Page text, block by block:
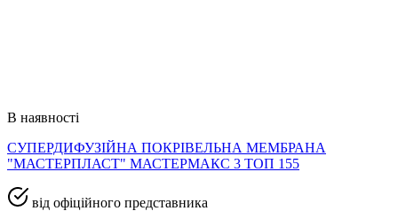
В наявності
СУПЕРДИФУЗІЙНА ПОКРІВЕЛЬНА МЕМБРАНА
"МАСТЕРПЛАСТ" МАСТЕРМАКС 3 ТОП 155
від офіційного представника